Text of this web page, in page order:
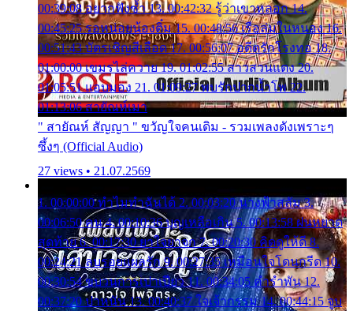
00:39:08 อยากฟังซ้ำ 13. 00:42:32 รู้ว่าเขาหลอก 14.
00:45:25 รอหน่อยน้องติ๋ม 15. 00:48:56 เรือล่มในหนอง 16.
00:51:43 บัตรเชิญสีเลือด 17. 00:56:07 อดีตรักโรงทอ 18.
01:00:00 เขมรไล่ควาย 19. 01:02:55 สาวสวนแตง 20.
01:05:51 แอบมอง 21. 01:09:27 พบรักปากน้ำโพ 22.
01:13:06 สายัณห์เมา
" สายัณห์ สัญญา " ขวัญใจคนเดิม - รวมเพลงดังเพราะๆ
ซึ้งๆ (Official Audio)
27 views • 21.07.2569
1. 00:00:00 ทำไมทำฉันได้ 2. 00:03:20 นางฟ้าสลัม 3.
00:06:50 คน 4. 00:10:36 บุญเหลือเกิน 5. 00:13:58 ฝนหยาด
สุดท้าย 6. 00:17:30 ยาใจยาจก 7. 00:20:30 คิดดูให้ดี 8.
00:24:21 ลบรอยแผลรัก 9. 00:27:35 เหมือนใจโดนกรีด 10.
00:30:54 ขบวนการเปาเปียว 11. 00:34:05 คำรำพัน 12.
00:37:20 ปาหนัน 13. 00:40:37 ใจเจ้ากรรม 14. 00:44:15 จูบ